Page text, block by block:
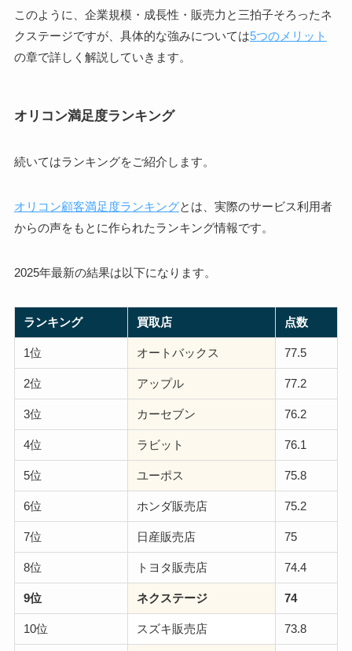
このように、企業規模・成長性・販売力と三拍子そろったネ
クステージですが、具体的な強みについては5つのメリット
の章で詳しく解説していきます。
オリコン満足度ランキング
続いてはランキングをご紹介します。
オリコン顧客満足度ランキングとは、実際のサービス利用者
からの声をもとに作られたランキング情報です。
2025年最新の結果は以下になります。
ランキング 買取店 点数
1位 オートバックス 77.5
2位 アップル 77.2
3位 カーセブン 76.2
4位 ラビット 76.1
5位 ユーポス 75.8
6位 ホンダ販売店 75.2
7位 日産販売店 75
8位 トヨタ販売店 74.4
9位 ネクステージ 74
10位 スズキ販売店 73.8